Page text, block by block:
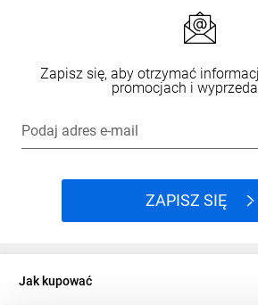
Zapisz się, aby otrzymać
promocjach i
Podaj adres e-mail
ZAPISZ SIĘ
Jak kupować